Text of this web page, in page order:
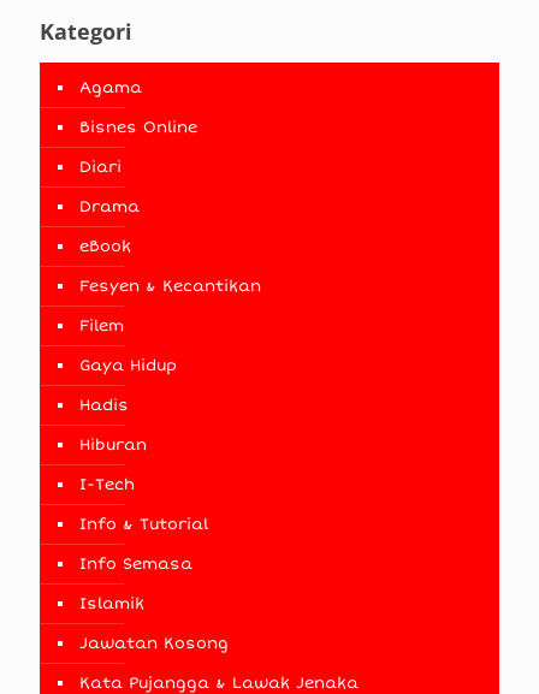
Kategori
Agama
Bisnes Online
Diari
Drama
eBook
Fesyen & Kecantikan
Filem
Gaya Hidup
Hadis
Hiburan
I-Tech
Info & Tutorial
Info Semasa
Islamik
Jawatan Kosong
Kata Pujangga & Lawak Jenaka